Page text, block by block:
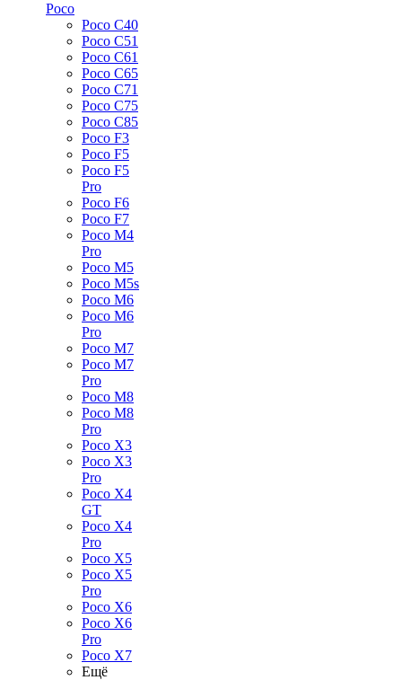
Poco
Poco C40
Poco C51
Poco C61
Poco C65
Poco C71
Poco C75
Poco C85
Poco F3
Poco F5
Poco F5
Pro
Poco F6
Poco F7
Poco M4
Pro
Poco M5
Poco M5s
Poco M6
Poco M6
Pro
Poco M7
Poco M7
Pro
Poco M8
Poco M8
Pro
Poco X3
Poco X3
Pro
Poco X4
GT
Poco X4
Pro
Poco X5
Poco X5
Pro
Poco X6
Poco X6
Pro
Poco X7
Ещё